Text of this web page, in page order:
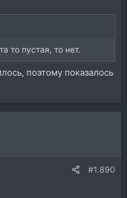
то пустая, то нет.
поэтому показалось
#1.890